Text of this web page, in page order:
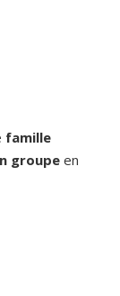
famille
groupeen